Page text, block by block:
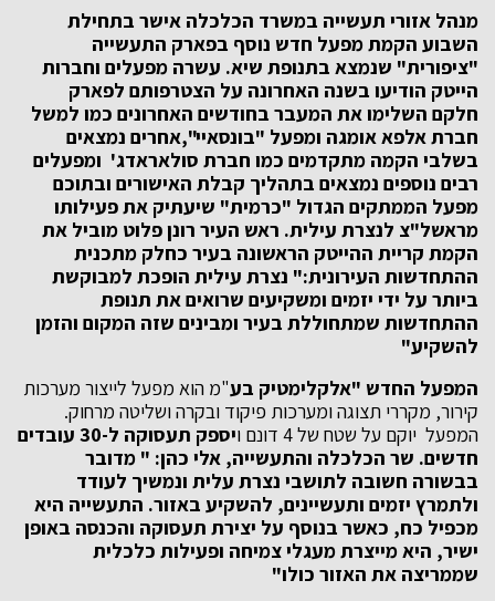
מנהל אזורי תעשייה במשרד הכלכלה אישר בתחילת
השבוע הקמת מפעל חדש נוסף בפארק התעשייה
"ציפורית" שנמצא בתנופת שיא. עשרה מפעלים וחברות
הייטק הודיעו בשנה האחרונה על הצטרפותם לפארק
חלקם השלימו את המעבר בחודשים האחרונים כמו למשל
חברת אלפא אומגה ומפעל "בונסאיי",אחרים נמצאים
בשלבי הקמה מתקדמים כמו חברת סולאראדג' ומפעלים
רבים נוספים נמצאים בתהליך קבלת האישורים ובתוכם
מפעל הממתקים הגדול "כרמית" שיעתיק את פעילותו
מראשל"צ לנצרת עילית. ראש העיר רונן פלוט מוביל את
הקמת קריית ההייטק הראשונה בעיר כחלק מתכנית
ההתחדשות העירונית:" נצרת עילית הופכת למבוקשת
ביותר על ידי יזמים ומשקיעים שרואים את תנופת
ההתחדשות שמתחוללת בעיר ומבינים שזה המקום והזמן
להשקיע"
המפעל החדש "אלקלימטיק בע"מ הוא מפעל לייצור מערכות
קירור, מקררי תצוגה ומערכות פיקוד ובקרה ושליטה מרחוק.
המפעל יוקם על שטח של 4 דונם ו
יספק תעסוקה ל-30 עובדים
חדשים. שר הכלכלה והתעשייה, אלי כהן: " מדובר
בבשורה חשובה לתושבי נצרת עלית ונמשיך לעודד
ולתמרץ יזמים ותעשיינים, להשקיע באזור. התעשייה היא
מכפיל כח, כאשר בנוסף על יצירת תעסוקה והכנסה באופן
ישיר, היא מייצרת מעגלי צמיחה ופעילות כלכלית
שממריצה את האזור כולו"